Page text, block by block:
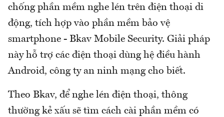
chống phần mềm nghe lén trên điện thoại di
động, tích hợp vào phần mềm bảo vệ
smartphone - Bkav Mobile Security. Giải pháp
này hỗ trợ các điện thoại dùng hệ điều hành
Android, công ty an ninh mạng cho biết.
Theo Bkav, để nghe lén điện thoại, thông
thường kẻ xấu sẽ tìm cách cài phần mềm có